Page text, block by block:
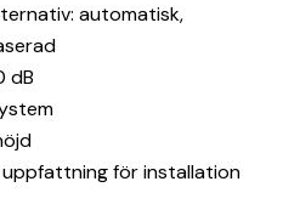
automatisk,
dB
för installation